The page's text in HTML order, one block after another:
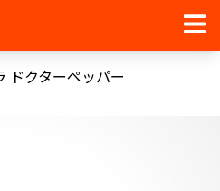
ドクターペッパー